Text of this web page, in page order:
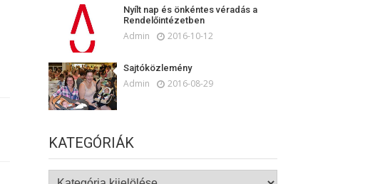
Nyílt nap és önkéntes véradás a
Rendelőintézetben
Admin 2016-10-12
Sajtóközlemény
Admin 2016-08-29
KATEGÓRIÁK
Kategóriák